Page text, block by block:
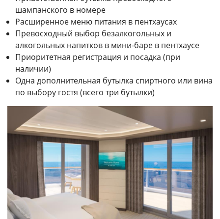
шампанского в номере
Расширенное меню питания в пентхаусах
Превосходный выбор безалкогольных и
алкогольных напитков в мини-баре в пентхаусе
Приоритетная регистрация и посадка (при
наличии)
Одна дополнительная бутылка спиртного или вина
по выбору гостя (всего три бутылки)